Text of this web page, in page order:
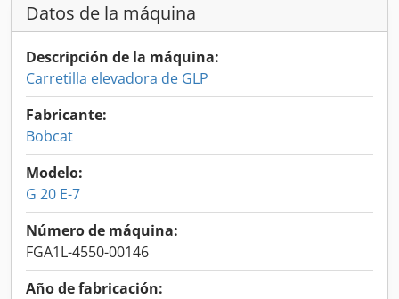
Datos de la máquina
Descripción de la máquina:
Carretilla elevadora de GLP
Fabricante:
Bobcat
Modelo:
G 20 E-7
Número de máquina:
FGA1L-4550-00146
Año de fabricación: